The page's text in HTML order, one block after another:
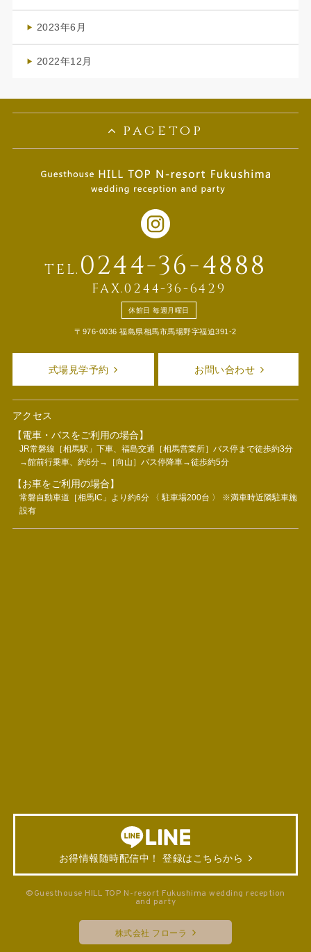
2023年6月
2022年12月
pagetop
TEL. 0244-36-4888
FAX.0244-36-6429
休館日 毎週月曜日
〒976-0036 福島県相馬市馬場野字福迫391-2
式場見学予約 お問い合わせ
アクセス
【電車・バスをご利用の場合】
JR常磐線［相馬駅」下車、福島交通［相馬営業所］バス停まで徒歩約3分
→館前行乗車、約6分→［向山］バス停降車→徒歩約5分
【お車をご利用の場合】
常磐自動車道［相馬IC」より約6分 〈 駐車場200台 〉 ※満車時近隣駐車施
設有
お得情報随時配信中！ 登録はこちらから
©Guesthouse HILL TOP N-resort Fukushima wedding reception
and party
株式会社 フローラ